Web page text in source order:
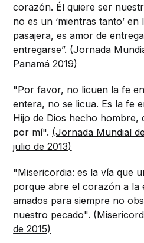
corazón. Él quiere ser
no es un ‘mientras tanto’
pasajera, es amor de
entregarse”. (Jornada
Panamá 2019)
"Por favor, no licuen la fe
entera, no se licua. Es la fe
Hijo de Dios hecho hombre,
por mí". (Jornada Mundial
julio de 2013)
"Misericordia: es la vía que
porque abre el corazón a la
amados para siempre no
nuestro pecado".
de 2015)